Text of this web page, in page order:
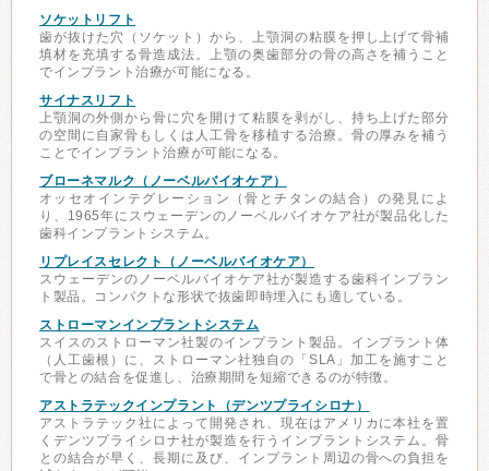
ソケットリフト
歯が抜けた穴（ソケット）から、上顎洞の粘膜を押し上げて骨補
填材を充填する骨造成法。上顎の奥歯部分の骨の高さを補うこと
でインプラント治療が可能になる。
サイナスリフト
上顎洞の外側から骨に穴を開けて粘膜を剥がし、持ち上げた部分
の空間に自家骨もしくは人工骨を移植する治療。骨の厚みを補う
ことでインプラント治療が可能になる。
ブローネマルク（ノーベルバイオケア）
オッセオインテグレーション（骨とチタンの結合）の発見によ
り、1965年にスウェーデンのノーベルバイオケア社が製品化した
歯科インプラントシステム。
リプレイスセレクト（ノーベルバイオケア）
スウェーデンのノーベルバイオケア社が製造する歯科インプラン
ト製品。コンパクトな形状で抜歯即時埋入にも適している。
ストローマンインプラントシステム
スイスのストローマン社製のインプラント製品。インプラント体
（人工歯根）に、ストローマン社独自の「SLA」加工を施すこと
で骨との結合を促進し、治療期間を短縮できるのが特徴。
アストラテックインプラント（デンツプライシロナ）
アストラテック社によって開発され、現在はアメリカに本社を置
くデンツプライシロナ社が製造を行うインプラントシステム。骨
との結合が早く、長期に及び、インプラント周辺の骨への負担を